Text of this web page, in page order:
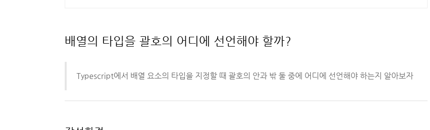
배열의 타입을 괄호의 어디에 선언해야 할까?
Typescript에서 배열 요소의 타입을 지정할 때 괄호의 안과 밖 둘 중에 어디에 선언해야 하는지 알아보자